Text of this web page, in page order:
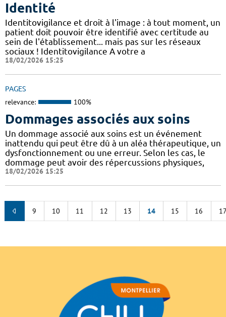
Identité
Identitovigilance et droit à l'image : à tout moment, un
patient doit pouvoir être identifié avec certitude au
sein de l'établissement... mais pas sur les réseaux
sociaux ! Identitovigilance A votre a
18/02/2026 15:25
PAGES
relevance: 100%
Dommages associés aux soins
Un dommage associé aux soins est un événement
inattendu qui peut être dû à un aléa thérapeutique, un
dysfonctionnement ou une erreur. Selon les cas, le
dommage peut avoir des répercussions physiques,
18/02/2026 15:25
9 10 11 12 13 14 15 16